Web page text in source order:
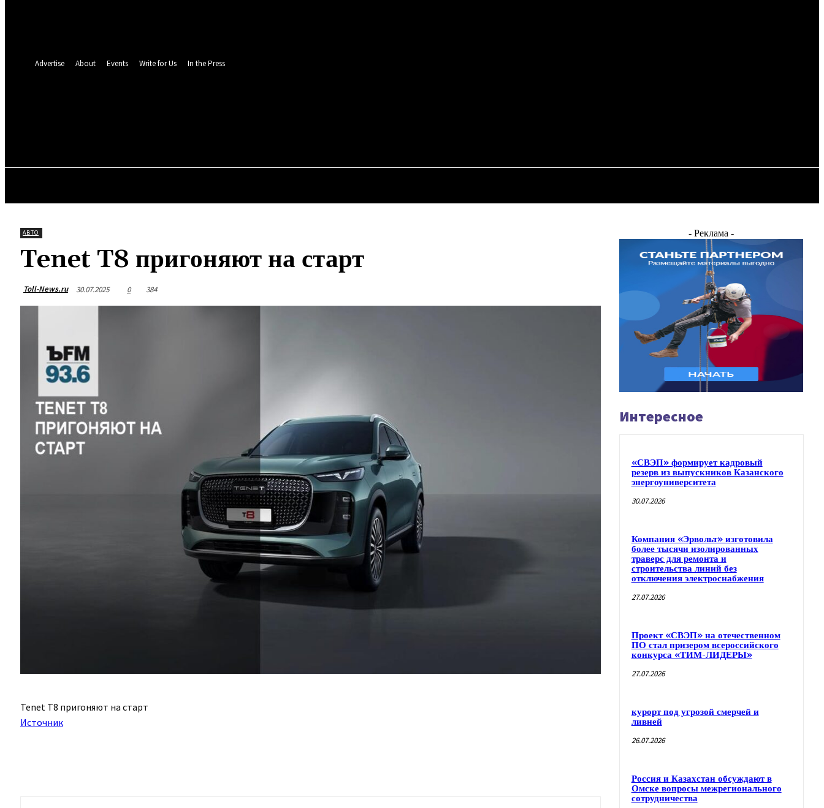
Advertise
About Events Write for Us In the Press
АВТО
Tenet T8 пригоняют на старт
Toll-News.ru 30.07.2025 0 384
Tenet T8 пригоняют на старт
Источник
- Реклама -
Интересное
«СВЭП» формирует кадровый
резерв из выпускников Казанского
энергоуниверситета
30.07.2026
Компания «Эрвольт» изготовила
более тысячи изолированных
траверс для ремонта и
строительства линий без
отключения электроснабжения
27.07.2026
Проект «СВЭП» на отечественном
ПО стал призером всероссийского
конкурса «ТИМ-ЛИДЕРЫ»
27.07.2026
курорт под угрозой смерчей и
ливней
26.07.2026
Россия и Казахстан обсуждают в
Омске вопросы межрегионального
сотрудничества